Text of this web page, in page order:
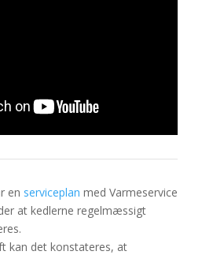
en serviceplan med Varmeservice
at kedlerne regelmæssigt
kan det konstateres, at